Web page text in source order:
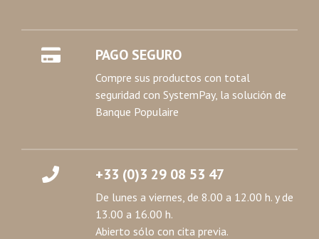
PAGO SEGURO
Compre sus productos con total
seguridad con SystemPay, la solución de
Banque Populaire
+33 (0)3 29 08 53 47
De lunes a viernes, de 8.00 a 12.00 h. y de
13.00 a 16.00 h.
Abierto sólo con cita previa.